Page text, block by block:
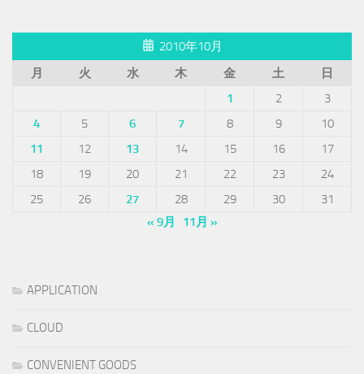
2010年10月
月
火 水 木 金 土
日
1
2
3
4
5 6 7 8 9
10
11
12 13 14 15 16
17
18
19 20 21 22 23
24
25
26 27 28 29 30
31
« 9月
11月 »
APPLICATION
CLOUD
CONVENIENT GOODS